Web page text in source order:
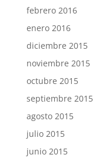
febrero 2016
enero 2016
diciembre 2015
noviembre 2015
octubre 2015
septiembre 2015
agosto 2015
julio 2015
junio 2015